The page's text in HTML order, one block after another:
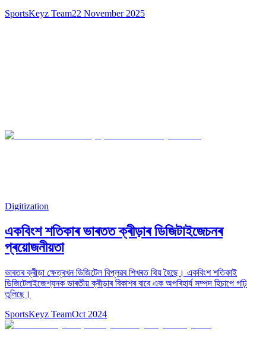
SportsKeyz Team22 November 2025
Digitization
একবিংশ শতিকাৰ ভাৰতত ক্ৰীড়াৰ ডিজিটাইজেচনৰ
প্ৰয়োজনীয়তা
ভাৰতৰ ক্ৰীড়া ক্ষেত্ৰখন ডিজিটেল বিপ্লৱৰ শিখৰত থিয় হৈছে। একবিংশ শতিকাই
ডিজিটেলাইজেশ্যনক ভাৰতীয় ক্ৰীড়াৰ বিকাশৰ বাবে এক অপৰিহাৰ্য সম্পদ হিচাপে গঢ়ি
তুলিছে।
SportsKeyz TeamOct 2024